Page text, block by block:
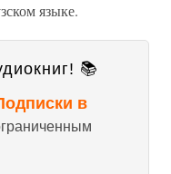
языке.
📚
в